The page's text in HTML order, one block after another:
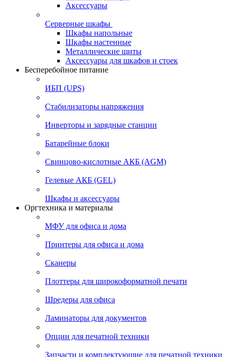
Аксессуары
Серверные шкафы
Шкафы напольные
Шкафы настенные
Металлические щиты
Аксессуары для шкафов и стоек
Бесперебойное питание
ИБП (UPS)
Стабилизаторы напряжения
Инверторы и зарядные станции
Батарейные блоки
Свинцово-кислотные АКБ (AGM)
Гелевые АКБ (GEL)
Шкафы и аксессуары
Оргтехника и материалы
МФУ для офиса и дома
Принтеры для офиса и дома
Сканеры
Плоттеры для широкоформатной печати
Шредеры для офиса
Ламинаторы для документов
Опции для печатной техники
Запчасти и комплектующие для печатной техники